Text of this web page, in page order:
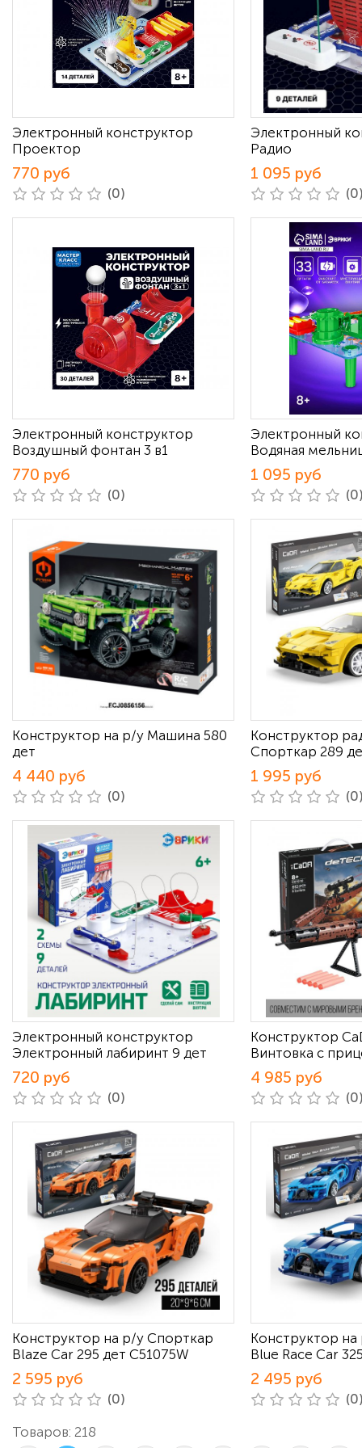
Электронный конструктор
Проектор
770 руб
(0)
Электронный
Радио
1 095 руб
Электронный конструктор
Воздушный фонтан 3 в1
770 руб
(0)
Электронный
Водяная
1 095 руб
Конструктор на р/у Машина 580
дет
4 440 руб
(0)
Конструктор
Спорткар 289
1 995 руб
Электронный конструктор
Электронный лабиринт 9 дет
720 руб
(0)
Конструктор
Винтовка с
4 985 руб
Конструктор на р/у Спорткар
Blaze Car 295 дет C51075W
2 595 руб
(0)
Конструктор
Blue Race Car
2 495 руб
Товаров: 218